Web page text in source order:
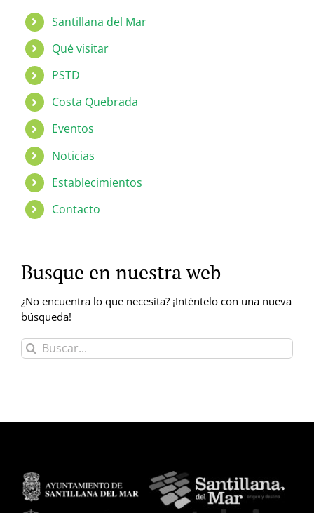
Santillana del Mar
Qué visitar
PSTD
Costa Quebrada
Eventos
Noticias
Establecimientos
Contacto
Busque en nuestra web
¿No encuentra lo que necesita? ¡Inténtelo con una nueva
búsqueda!
Buscar: